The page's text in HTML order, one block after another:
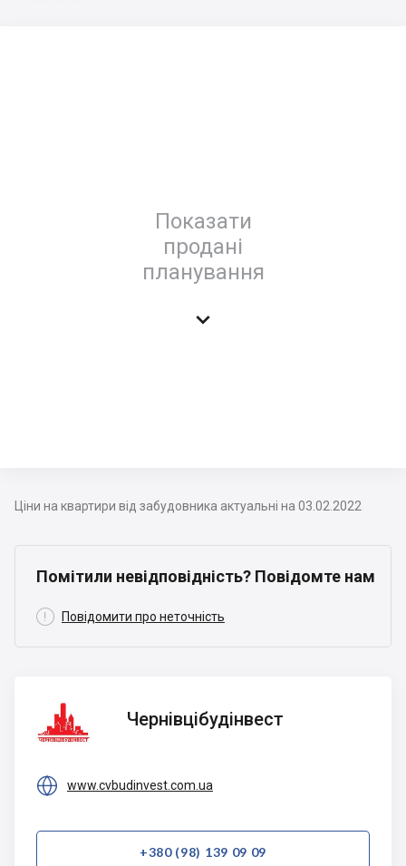
Показати
продані
планування

Ціни на квартири від забудовника актуальні на 03.02.2022
Помітили невідповідність? Повідомте нам
 Повідомити про неточність
Чернівцібудінвест
Чернівцібудінвест
 www.cvbudinvest.com.ua
+380 (98) 139 09 09